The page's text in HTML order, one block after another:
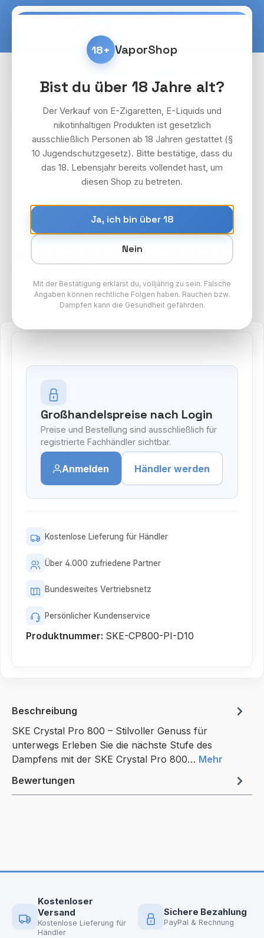
Zum Hauptinhalt springen
Bildergalerie überspringen
10x SKE Crystal Pro 800 - Pineapple
SKE Crystal Pro 800 Paket
Großhandelspreise nach Login
Preise und Bestellung sind ausschließlich für
registrierte Fachhändler sichtbar.
Anmelden Händler werden
Kostenlose Lieferung für Händler
Über 4.000 zufriedene Partner
Bundesweites Vertriebsnetz
Persönlicher Kundenservice
Produktnummer: SKE-CP800-PI-D10
Beschreibung
SKE Crystal Pro 800 – Stilvoller Genuss für
unterwegs Erleben Sie die nächste Stufe des
Dampfens mit der SKE Crystal Pro 800… Mehr
Bewertungen
Kostenloser
Versand
Kostenlose Lieferung für
Händler
Sichere Bezahlung
PayPal & Rechnung
18+ VaporShop
Bist du über 18 Jahre alt?
Der Verkauf von E-Zigaretten, E-Liquids und
nikotinhaltigen Produkten ist gesetzlich
ausschließlich Personen ab 18 Jahren gestattet (§
10 Jugendschutzgesetz). Bitte bestätige, dass du
das 18. Lebensjahr bereits vollendet hast, um
diesen Shop zu betreten.
Ja, ich bin über 18
Nein
Mit der Bestätigung erklärst du, volljährig zu sein. Falsche
Angaben können rechtliche Folgen haben. Rauchen bzw.
Dampfen kann die Gesundheit gefährden.